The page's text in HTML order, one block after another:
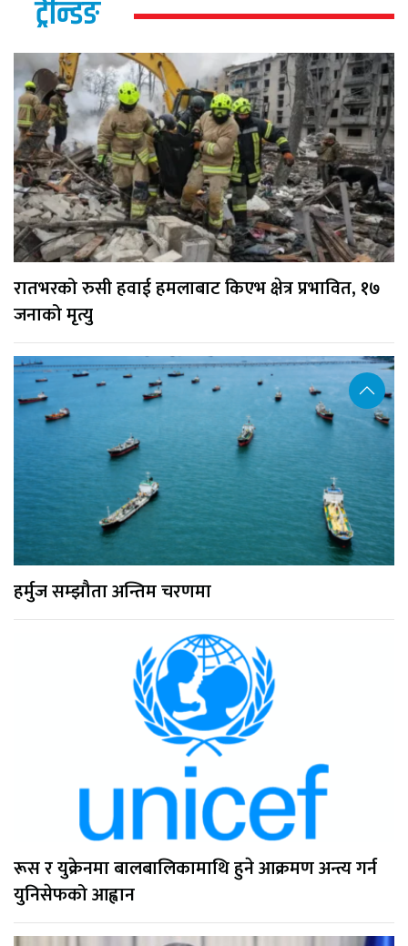
ट्रेन्डिङ
रातभरको रुसी हवाई हमलाबाट किएभ क्षेत्र प्रभावित, १७
जनाको मृत्यु
हर्मुज सम्झौता अन्तिम चरणमा
रूस र युक्रेनमा बालबालिकामाथि हुने आक्रमण अन्त्य गर्न
युनिसेफको आह्वान